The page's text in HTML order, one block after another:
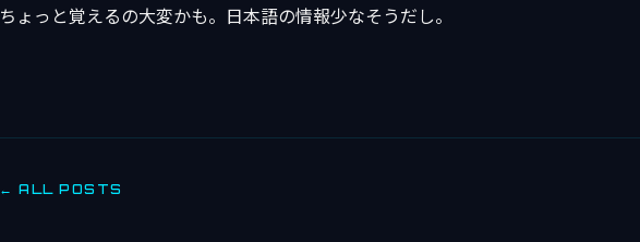
ちょっと覚えるの大変かも。日本語の情報少なそうだし。
← ALL POSTS